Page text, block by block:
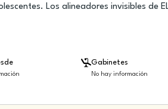
Los alineadores invisibles de
Gabinetes
No hay información